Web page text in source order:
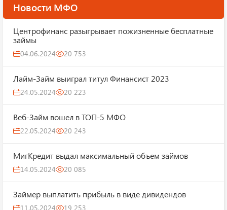
Новости МФО
Центрофинанс разыгрывает пожизненные бесплатные
займы
04.06.2024 20 753
Лайм-Займ выиграл титул Финансист 2023
24.05.2024 20 223
Веб-Займ вошел в ТОП-5 МФО
22.05.2024 20 243
МигКредит выдал максимальный объем займов
14.05.2024 20 085
Займер выплатить прибыль в виде дивидендов
11.05.2024 19 253